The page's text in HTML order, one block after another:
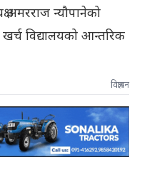
अमरराज न्यौपानेको
विद्यालयको आन्तरिक
विज्ञापन